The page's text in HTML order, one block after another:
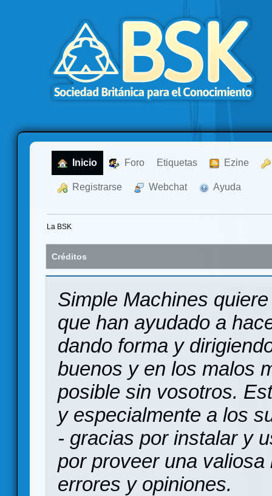
Inicio Foro Etiquetas Ezine
Registrarse Webchat Ayuda
La BSK
Créditos
Simple Machines
que han ayudado a
dando forma y
buenos y en los malos
posible sin vosotros.
y especialmente a los
- gracias por instalar y
por proveer una
errores y opiniones.